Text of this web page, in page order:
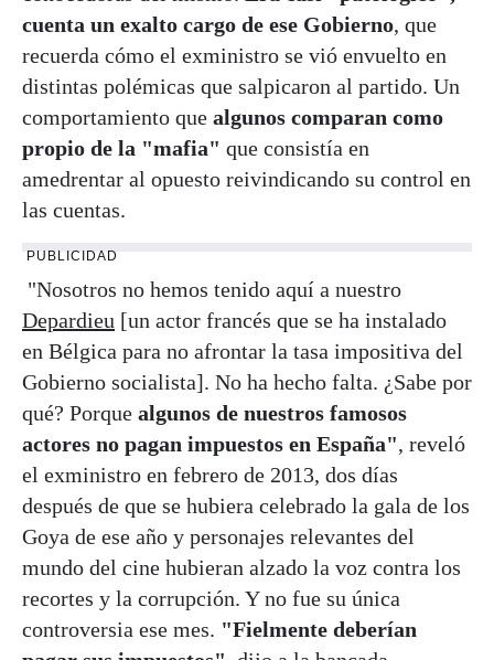
cuenta un exalto cargo de ese Gobierno, que
recuerda cómo el exministro se vió envuelto en
distintas polémicas que salpicaron al partido. Un
comportamiento que algunos comparan como
propio de la "mafia" que consistía en
amedrentar al opuesto reivindicando su control en
las cuentas.
PUBLICIDAD
"Nosotros no hemos tenido aquí a nuestro
Depardieu [un actor francés que se ha instalado
en Bélgica para no afrontar la tasa impositiva del
Gobierno socialista]. No ha hecho falta. ¿Sabe por
qué? Porque algunos de nuestros famosos
actores no pagan impuestos en España", reveló
el exministro en febrero de 2013, dos días
después de que se hubiera celebrado la gala de los
Goya de ese año y personajes relevantes del
mundo del cine hubieran alzado la voz contra los
recortes y la corrupción. Y no fue su única
controversia ese mes. "Fielmente deberían